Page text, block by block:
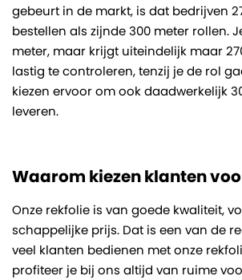
gebeurt in de markt, is dat bedrijven
bestellen als zijnde 300 meter rollen.
meter, maar krijgt uiteindelijk maar
lastig te controleren, tenzij je de rol
kiezen ervoor om ook daadwerkelijk
leveren.
Waarom kiezen klanten
Onze rekfolie is van goede kwaliteit,
schappelijke prijs. Dat is een van de
veel klanten bedienen met onze
profiteer je bij ons altijd van ruime